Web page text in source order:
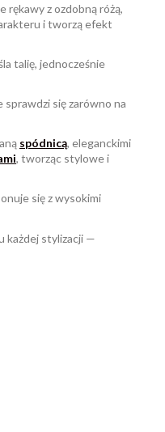
rękawy z ozdobną różą,
i tworzą efekt
talię, jednocześnie
się zarówno na
spódnicą, eleganckimi
, tworząc stylowe i
się z wysokimi
każdej stylizacji —